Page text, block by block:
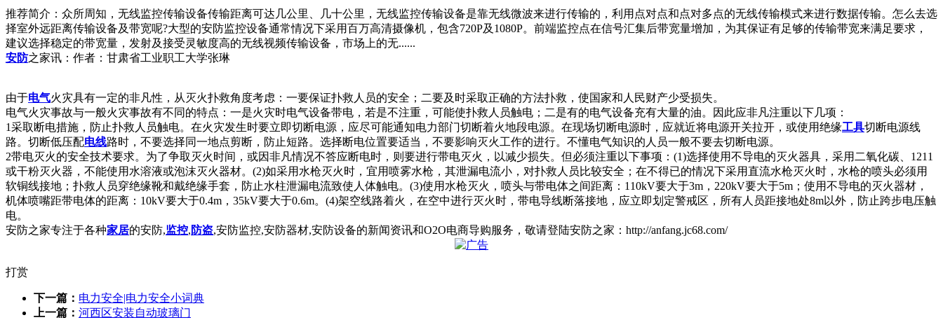
推荐简介：众所周知，无线监控传输设备传输距离可达几公里、几十公里，无线监控传输设备是靠无线微波来进行传输的，利用点对点和点对多点的无线传输模式来进行数据传输。怎么去选
择室外远距离传输设备及带宽呢?大型的安防监控设备通常情况下采用百万高清摄像机，包含720P及1080P。前端监控点在信号汇集后带宽量增加，为其保证有足够的传输带宽来满足要求，
建议选择稳定的带宽量，发射及接受灵敏度高的无线视频传输设备，市场上的无......
安防之家讯：作者：甘肃省工业职工大学张琳
由于电气火灾具有一定的非凡性，从灭火扑救角度考虑：一要保证扑救人员的安全；二要及时采取正确的方法扑救，使国家和人民财产少受损失。
电气火灾事故与一般火灾事故有不同的特点：一是火灾时电气设备带电，若是不注重，可能使扑救人员触电；二是有的电气设备充有大量的油。因此应非凡注重以下几项：
1采取断电措施，防止扑救人员触电。在火灾发生时要立即切断电源，应尽可能通知电力部门切断着火地段电源。在现场切断电源时，应就近将电源开关拉开，或使用绝缘工具切断电源线
路。切断低压配电线路时，不要选择同一地点剪断，防止短路。选择断电位置要适当，不要影响灭火工作的进行。不懂电气知识的人员一般不要去切断电源。
2带电灭火的安全技术要求。为了争取灭火时间，或因非凡情况不答应断电时，则要进行带电灭火，以减少损失。但必须注重以下事项：(1)选择使用不导电的灭火器具，采用二氧化碳、1211
或干粉灭火器，不能使用水溶液或泡沫灭火器材。(2)如采用水枪灭火时，宜用喷雾水枪，其泄漏电流小，对扑救人员比较安全；在不得已的情况下采用直流水枪灭火时，水枪的喷头必须用
软铜线接地；扑救人员穿绝缘靴和戴绝缘手套，防止水柱泄漏电流致使人体触电。(3)使用水枪灭火，喷头与带电体之间距离：110kV要大于3m，220kV要大于5m；使用不导电的灭火器材，
机体喷嘴距带电体的距离：10kV要大于0.4m，35kV要大于0.6m。(4)架空线路着火，在空中进行灭火时，带电导线断落接地，应立即划定警戒区，所有人员距接地处8m以外，防止跨步电压触
电。
安防之家专注于各种家居的安防,监控, 防盗,安防监控,安防器材,安防设备的新闻资讯和O2O电商导购服务，敬请登陆安防之家：http://anfang.jc68.com/
打赏
下一篇： 电力安全|电力安全小词典
上一篇： 河西区安装自动玻璃门